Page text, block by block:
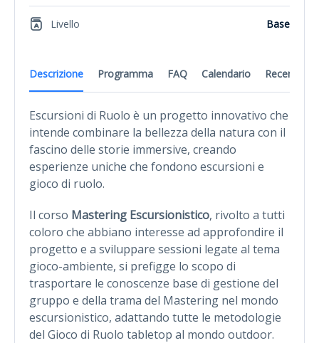
Descrizione Programma FAQ Calendario Recensioni
Escursioni di Ruolo è un progetto innovativo che
intende combinare la bellezza della natura con il
fascino delle storie immersive, creando
esperienze uniche che fondono escursioni e
gioco di ruolo.
Il corso Mastering Escursionistico, rivolto a tutti
coloro che abbiano interesse ad approfondire il
progetto e a sviluppare sessioni legate al tema
gioco-ambiente, si prefigge lo scopo di
trasportare le conoscenze base di gestione del
gruppo e della trama del Mastering nel mondo
escursionistico, adattando tutte le metodologie
del Gioco di Ruolo tabletop al mondo outdoor.
Livello Base